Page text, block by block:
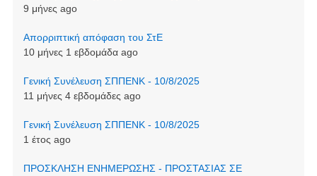
9 μήνες ago
Απορριπτική απόφαση του ΣτΕ
10 μήνες 1 εβδομάδα ago
Γενική Συνέλευση ΣΠΠΕΝΚ - 10/8/2025
11 μήνες 4 εβδομάδες ago
Γενική Συνέλευση ΣΠΠΕΝΚ - 10/8/2025
1 έτος ago
ΠΡΟΣΚΛΗΣΗ ΕΝΗΜΕΡΩΣΗΣ - ΠΡΟΣΤΑΣΙΑΣ ΣΕ